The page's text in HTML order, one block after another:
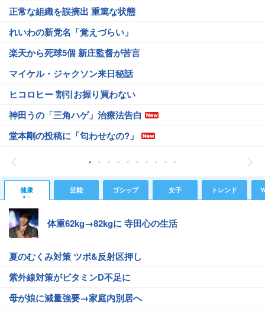
正常な組織を誤摘出 重篤な状態
れいわの新党名「覚えづらい」
楽天から死球5個 新庄監督が苦言
マイケル・ジャクソン来日秘話
ヒコロヒー 割引お握り買わない
神田うの「三角ハゲ」治療法告白
堂本剛の投稿に「匂わせなの?」
健康 芸能 ゴシップ 女子 トレンド
体重62kg→82kgに 寺田心の生活
夏のむくみ対策 ツボ&反射区押し
紫外線対策がビタミンD不足に
母が娘に減量強要→家庭内別居へ